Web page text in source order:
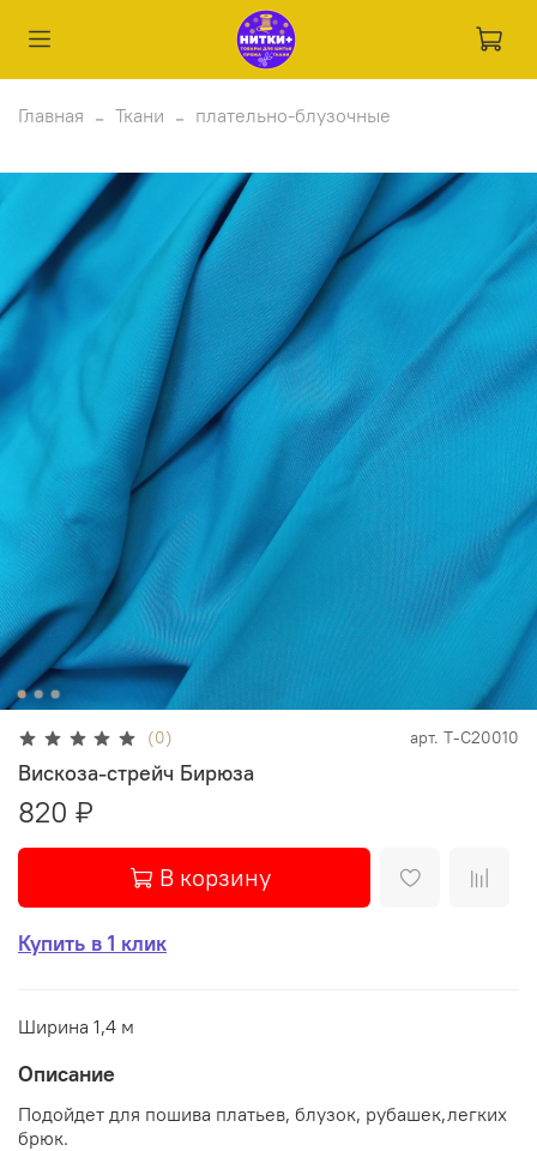
Главная Ткани плательно-блузочные
(0) арт. Т-С20010
Вискоза-стрейч Бирюза
820 ₽
В корзину
Купить в 1 клик
Ширина 1,4 м
Описание
Подойдет для пошива платьев, блузок, рубашек,легких
брюк.